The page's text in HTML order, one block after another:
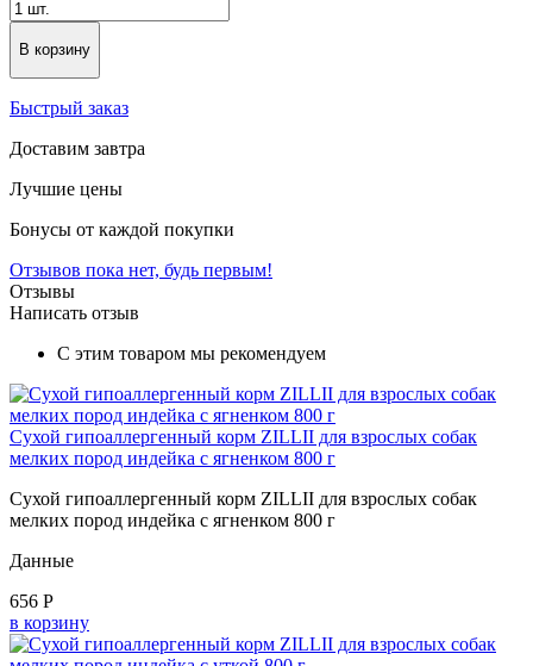
В корзину
Быстрый заказ
Доставим завтра
Лучшие цены
Бонусы от каждой покупки
Отзывов пока нет, будь первым!
Отзывы
Написать отзыв
С этим товаром мы рекомендуем
Сухой гипоаллергенный корм ZILLII для взрослых собак
мелких пород индейка с ягненком 800 г
Сухой гипоаллергенный корм ZILLII для взрослых собак
мелких пород индейка с ягненком 800 г
Данные
656 Р
в корзину